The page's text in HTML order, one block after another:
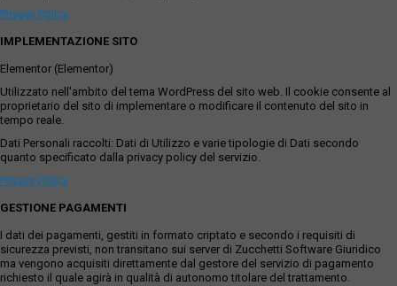
Privacy Policy
IMPLEMENTAZIONE SITO
Elementor (Elementor)
Utilizzato nell'ambito del tema WordPress del sito web. Il cookie consente al
proprietario del sito di implementare o modificare il contenuto del sito in
tempo reale.
Dati Personali raccolti: Dati di Utilizzo e varie tipologie di Dati secondo
quanto specificato dalla privacy policy del servizio.
Privacy Policy
GESTIONE PAGAMENTI
I dati dei pagamenti, gestiti in formato criptato e secondo i requisiti di
sicurezza previsti, non transitano sui server di Zucchetti Software Giuridico
ma vengono acquisiti direttamente dal gestore del servizio di pagamento
richiesto il quale agirà in qualità di autonomo titolare del trattamento.